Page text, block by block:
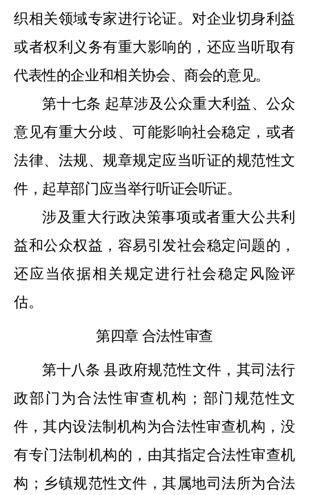
织相关领域专家进行论证。对企业切身利益
或者权利义务有重大影响的，还应当听取有
代表性的企业和相关协会、商会的意见。
第十七条 起草涉及公众重大利益、公众
意见有重大分歧、可能影响社会稳定，或者
法律、法规、规章规定应当听证的规范性文
件，起草部门应当举行听证会听证。
涉及重大行政决策事项或者重大公共利
益和公众权益，容易引发社会稳定问题的，
还应当依据相关规定进行社会稳定风险评
估。
第四章 合法性审查
第十八条 县政府规范性文件，其司法行
政部门为合法性审查机构； 部门规范性文
件，其内设法制机构为合法性审查机构，没
有专门法制机构的，由其指定合法性审查机
构；乡镇规范性文件，其属地司法所为合法